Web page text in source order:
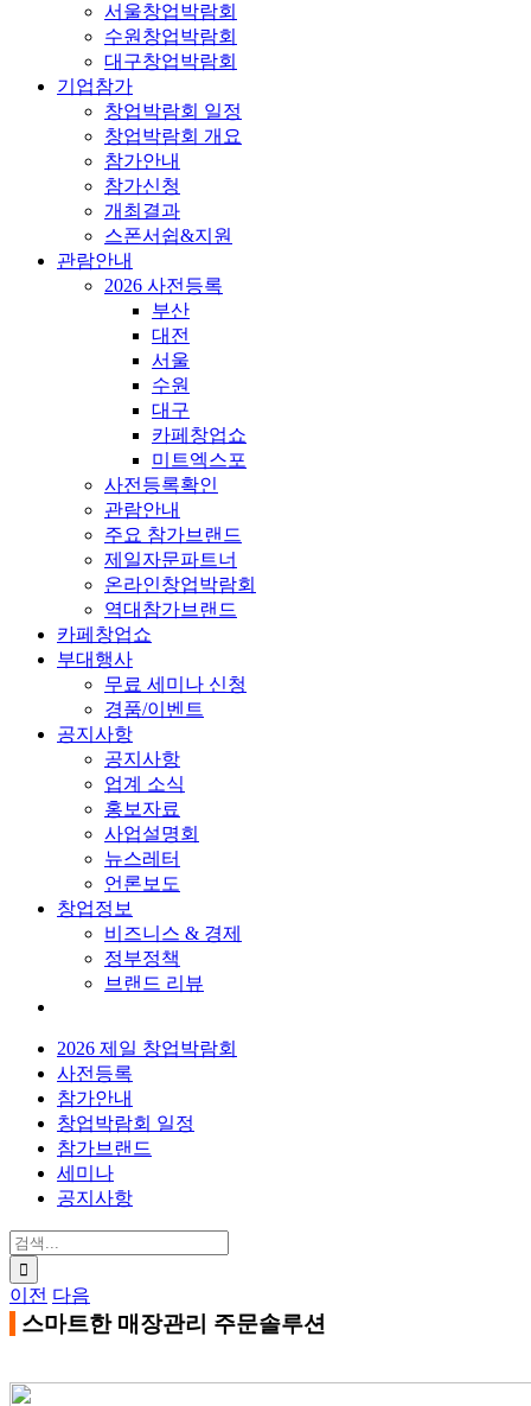
서울창업박람회
수원창업박람회
대구창업박람회
기업참가
창업박람회 일정
창업박람회 개요
참가안내
참가신청
개최결과
스폰서쉽&지원
관람안내
2026 사전등록
부산
대전
서울
수원
대구
카페창업쇼
미트엑스포
사전등록확인
관람안내
주요 참가브랜드
제일자문파트너
온라인창업박람회
역대참가브랜드
카페창업쇼
부대행사
무료 세미나 신청
경품/이벤트
공지사항
공지사항
업계 소식
홍보자료
사업설명회
뉴스레터
언론보도
창업정보
비즈니스 & 경제
정부정책
브랜드 리뷰
2026 제일 창업박람회
사전등록
참가안내
창업박람회 일정
참가브랜드
세미나
공지사항
검
색:
이전 다음
스마트한 매장관리 주문솔루션